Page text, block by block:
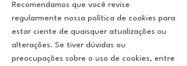
Recomendamos que você revise
regularmente nossa política de cookies para
estar ciente de quaisquer atualizações ou
alterações. Se tiver dúvidas ou
preocupações sobre o uso de cookies, entre